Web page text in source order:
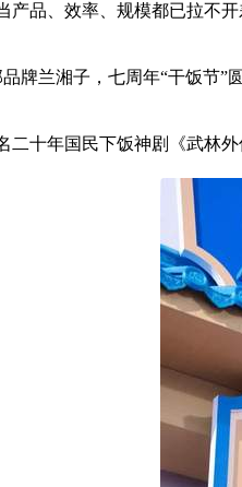
产品、效率、规模都已拉不
牌兰湘子，七周年“干饭节”
二十年国民下饭神剧《武林